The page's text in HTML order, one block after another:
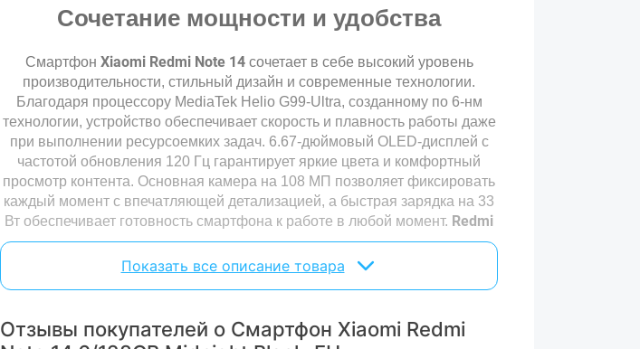
Сочетание мощности и удобства
Смартфон Xiaomi Redmi Note 14 сочетает в себе высокий уровень
производительности, стильный дизайн и современные технологии.
Благодаря процессору MediaTek Helio G99-Ultra, созданному по 6-нм
технологии, устройство обеспечивает скорость и плавность работы даже
при выполнении ресурсоемких задач. 6.67-дюймовый OLED-дисплей с
частотой обновления 120 Гц гарантирует яркие цвета и комфортный
просмотр контента. Основная камера на 108 МП позволяет фиксировать
каждый момент с впечатляющей детализацией, а быстрая зарядка на 33
Вт обеспечивает готовность смартфона к работе в любой момент. Redmi
Note 14 создан для тех, кто ценит удобство и надежность.
Показать все описание товара
Отзывы покупателей о Смартфон Xiaomi Redmi